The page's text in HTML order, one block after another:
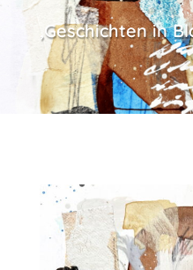
‚Geschichten in